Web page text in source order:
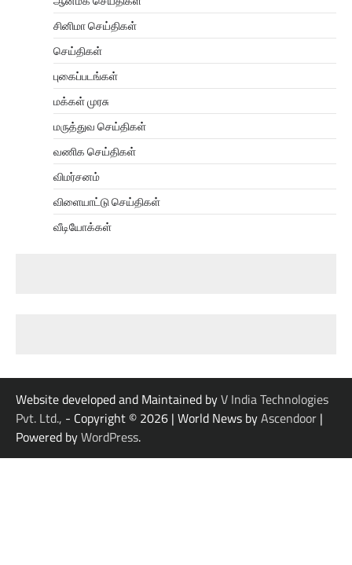
சினிமா செய்திகள்
செய்திகள்
புகைப்படங்கள்
மக்கள் முரசு
மருத்துவ செய்திகள்
வணிக செய்திகள்
விமர்சனம்
விளையாட்டு செய்திகள்
வீடியோக்கள்
Website developed and Maintained byV India Technologies
Pvt. Ltd., - Copyright © 2026 | World News byAscendoor |
Powered byWordPress.